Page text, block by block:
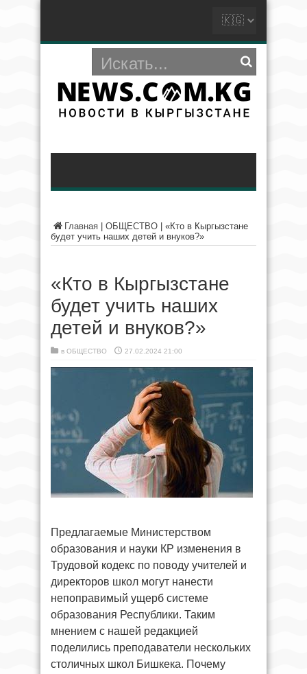
Главная ОБЩЕСТВО
«Кто в Кыргызстане
будет учить наших детей и внуков?»
«Кто в Кыргызстане
будет учить наших
детей и внуков?»
в ОБЩЕСТВО 27.02.2024 21:00
Предлагаемые Министерством
образования и науки КР изменения в
Трудовой кодекс по поводу учителей и
директоров школ могут нанести
непоправимый ущерб системе
образования Республики. Таким
мнением с нашей редакцией
поделились преподаватели нескольких
столичных школ Бишкека. Почему